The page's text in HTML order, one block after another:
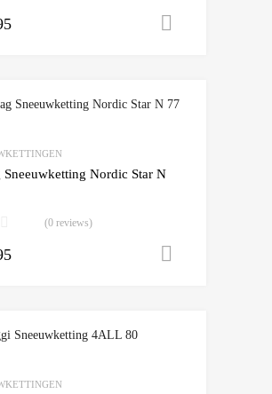
Sneeuwketting Nordic Star N
(0 reviews)